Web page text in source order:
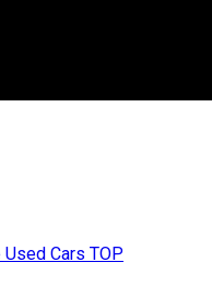
Cars TOP